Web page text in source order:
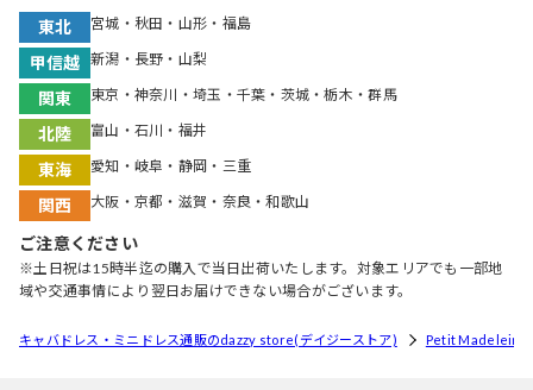
東北 宮城・秋田・山形・福島
甲信越 新潟・長野・山梨
関東 東京・神奈川・埼玉・千葉・茨城・栃木・群馬
北陸 富山・石川・福井
東海 愛知・岐阜・静岡・三重
関西 大阪・京都・滋賀・奈良・和歌山
ご注意ください
※土日祝は15時半迄の購入で当日出荷いたします。対象エリアでも一部地
域や交通事情により翌日お届けできない場合がございます。
キャバドレス・ミニドレス通販のdazzy store(デイジーストア) Petit Madeleine(